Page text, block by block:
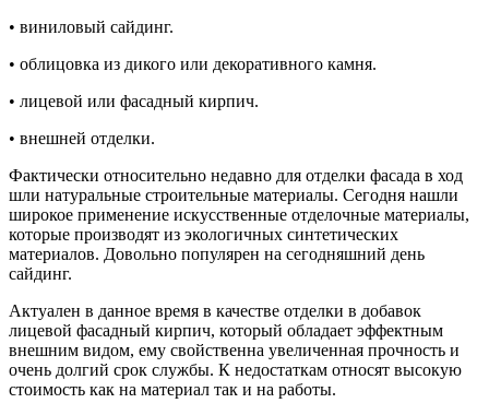
• виниловый сайдинг.
• облицовка из дикого или декоративного камня.
• лицевой или фасадный кирпич.
• внешней отделки.
Фактически относительно недавно для отделки фасада в ход
шли натуральные строительные материалы. Сегодня нашли
широкое применение искусственные отделочные материалы,
которые производят из экологичных синтетических
материалов. Довольно популярен на сегодняшний день
сайдинг.
Актуален в данное время в качестве отделки в добавок
лицевой фасадный кирпич, который обладает эффектным
внешним видом, ему свойственна увеличенная прочность и
очень долгий срок службы. К недостаткам относят высокую
стоимость как на материал так и на работы.